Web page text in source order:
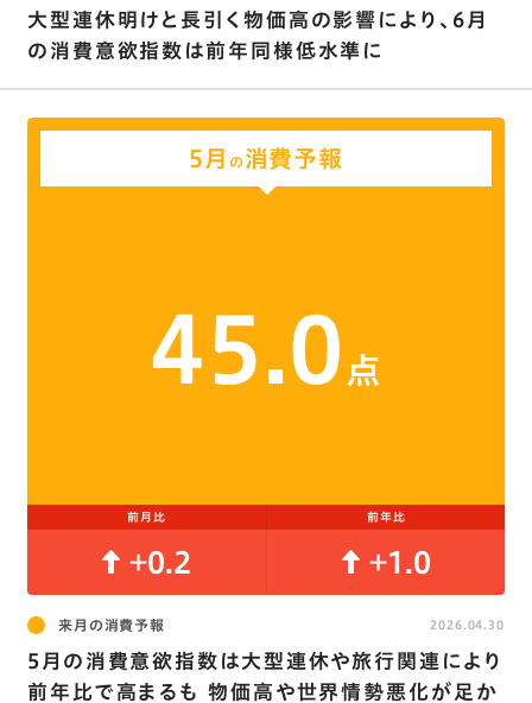
大型連休明けと長引く物価高の影響により、6月
の消費意欲指数は前年同様低水準に
5月 の消費予報
45.0 点
前月比 前年比
+0.2 +1.0
来月の消費予報
5月の消費意欲指数は大型連休や旅行関連により
前年比で高まるも 物価高や世界情勢悪化が足か
2026.04.30